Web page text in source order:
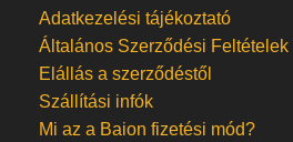
Adatkezelési tájékoztató
Általános Szerződési Feltételek
Elállás a szerződéstől
Szállítási infók
Mi az a Baion fizetési mód?